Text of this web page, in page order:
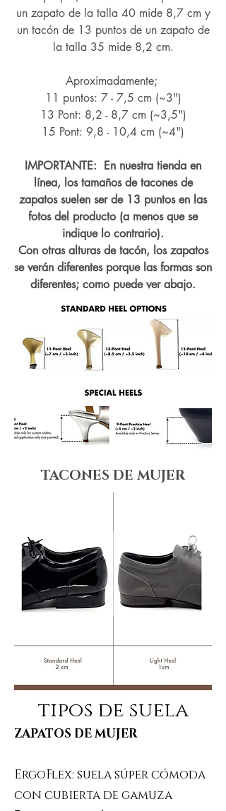
un zapato de la talla 40 mide 8,7 cm y
un tacón de 13 puntos de un zapato de
la talla 35 mide 8,2 cm.
Aproximadamente;
11 puntos: 7 - 7,5 cm (~3")
13 Pont: 8,2 - 8,7 cm (~3,5")
15 Pont: 9,8 - 10,4 cm (~4")
IMPORTANTE: En nuestra tienda en
línea, los tamaños de tacones de
zapatos suelen ser de 13 puntos en las
fotos del producto (a menos que se
indique lo contrario).
Con otras alturas de tacón, los zapatos
se verán diferentes porque las formas son
diferentes; como puede ver abajo.
TACONES DE MUJER
tipos de suela
ZAPATOS DE MUJER
ErgoFlex: suela súper cómoda
con cubierta de gamuza